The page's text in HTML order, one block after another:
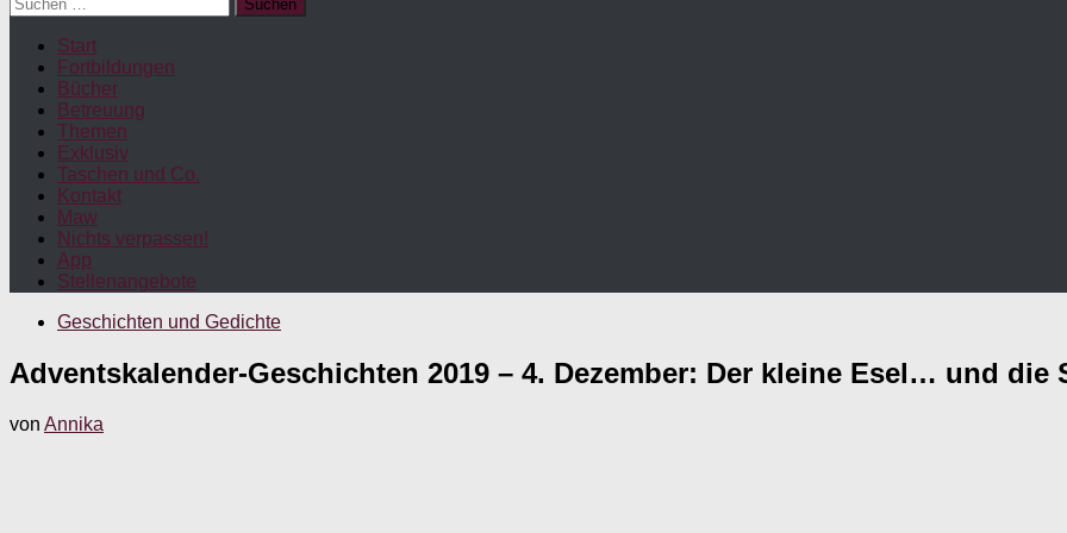
nach:
Start
Fortbildungen
Bücher
Betreuung
Themen
Exklusiv
Taschen und Co.
Kontakt
Maw
Nichts verpassen!
App
Stellenangebote
Geschichten und Gedichte
Adventskalender-Geschichten 2019 – 4. Dezember: Der kleine Esel… und die
von Annika